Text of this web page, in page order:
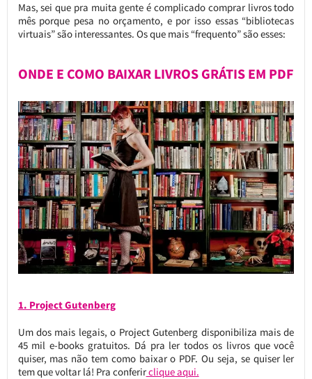
Mas, sei que pra muita gente é complicado comprar livros todo
mês porque pesa no orçamento, e por isso essas “bibliotecas
virtuais” são interessantes. Os que mais “frequento” são esses:
ONDE E COMO BAIXAR LIVROS GRÁTIS EM PDF
1. Project Gutenberg
Um dos mais legais, o Project Gutenberg disponibiliza mais de
45 mil e-books gratuitos. Dá pra ler todos os livros que você
quiser, mas não tem como baixar o PDF. Ou seja, se quiser ler
tem que voltar lá! Pra conferirclique aqui.